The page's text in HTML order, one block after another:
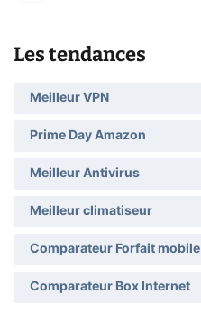
Les tendances
Meilleur VPN
Prime Day Amazon
Meilleur Antivirus
Meilleur climatiseur
Comparateur Forfait mobile
Comparateur Box Internet